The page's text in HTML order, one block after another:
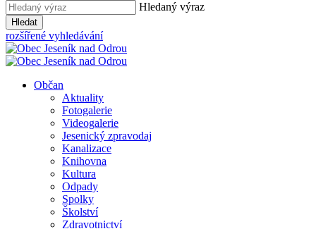
Hledaný výraz
Hledat
rozšířené vyhledávání
Občan
Aktuality
Fotogalerie
Videogalerie
Jesenický zpravodaj
Kanalizace
Knihovna
Kultura
Odpady
Spolky
Školství
Zdravotnictví